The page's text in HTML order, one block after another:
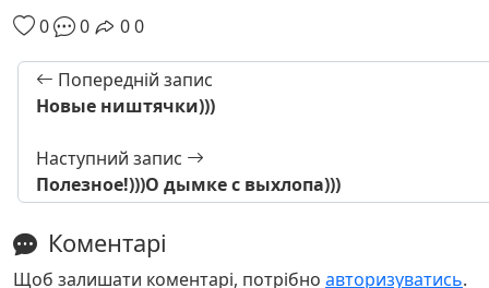
0
0 00
Попередній запис
Новые ништячки)))
Наступний запис
Полезное!)))О дымке с выхлопа)))
Коментарі
Щоб залишати коментарі, потрібно авторизуватись.